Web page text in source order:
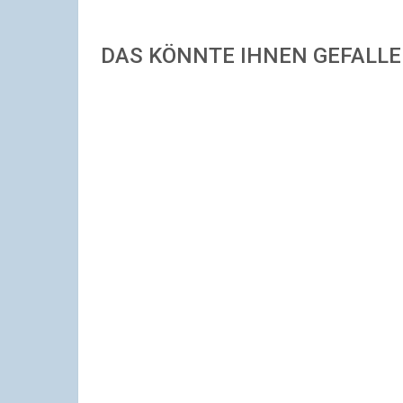
DAS KÖNNTE IHNEN